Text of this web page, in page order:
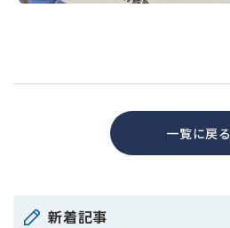
一覧に戻る
新着記事